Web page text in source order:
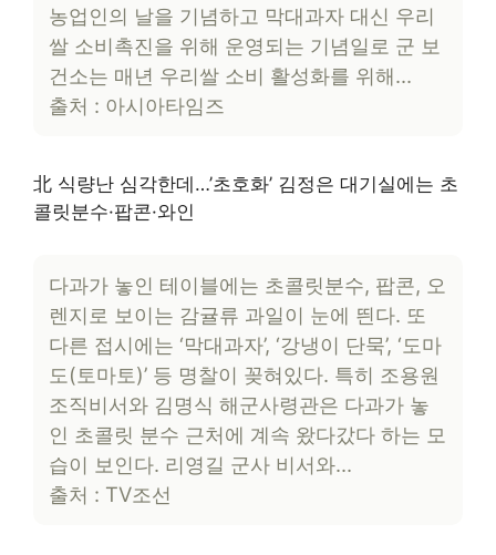
농업인의 날을 기념하고 막대과자 대신 우리
쌀 소비촉진을 위해 운영되는 기념일로 군 보
건소는 매년 우리쌀 소비 활성화를 위해…
출처 : 아시아타임즈
北 식량난 심각한데…’초호화’ 김정은 대기실에는 초
콜릿분수·팝콘·와인
다과가 놓인 테이블에는 초콜릿분수, 팝콘, 오
렌지로 보이는 감귤류 과일이 눈에 띈다. 또
다른 접시에는 ‘막대과자’, ‘강냉이 단묵’, ‘도마
도(토마토)’ 등 명찰이 꽂혀있다. 특히 조용원
조직비서와 김명식 해군사령관은 다과가 놓
인 초콜릿 분수 근처에 계속 왔다갔다 하는 모
습이 보인다. 리영길 군사 비서와…
출처 : TV조선